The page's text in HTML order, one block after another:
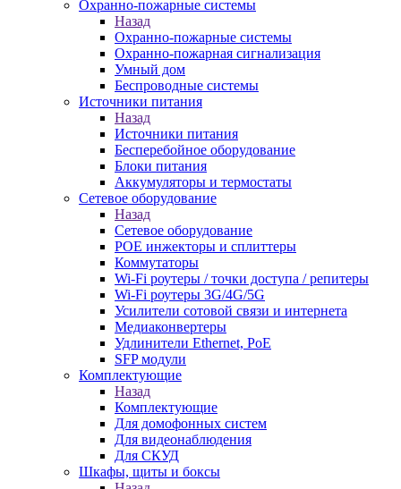
Охранно-пожарные системы
Назад
Охранно-пожарные системы
Охранно-пожарная сигнализация
Умный дом
Беспроводные системы
Источники питания
Назад
Источники питания
Бесперебойное оборудование
Блоки питания
Аккумуляторы и термостаты
Сетевое оборудование
Назад
Сетевое оборудование
POE инжекторы и сплиттеры
Коммутаторы
Wi-Fi роутеры / точки доступа / репитеры
Wi-Fi роутеры 3G/4G/5G
Усилители сотовой связи и интернета
Медиаконвертеры
Удлинители Ethernet, PoE
SFP модули
Комплектующие
Назад
Комплектующие
Для домофонных систем
Для видеонаблюдения
Для СКУД
Шкафы, щиты и боксы